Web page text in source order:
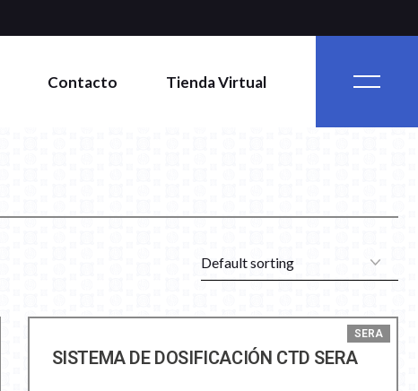
Contacto Tienda Virtual
SISTEMA DE DOSIFICACIÓN CTD SERA
SERA